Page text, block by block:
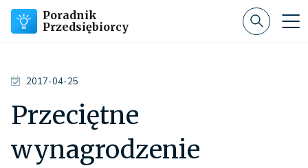
Poradnik
Przedsiębiorcy
2017-04-25
Przeciętne
wynagrodzenie